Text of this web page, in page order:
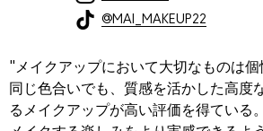
@MAI_MAKEUP22
"メイクアップにおいて大切なものは個
同じ色合いでも、質感を活かした高度
るメイクアップが高い評価を得ている。